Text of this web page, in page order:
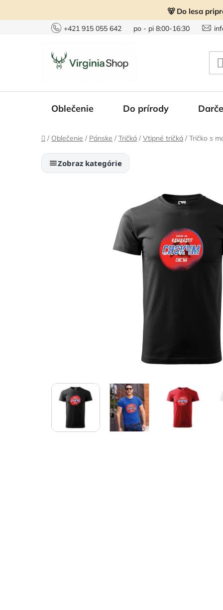
🐻 Do lesa
+421 915 055 642 po - pi 8:00-16:30
Oblečenie Do prírody
Domov
/ Oblečenie / Pánske / Tričká / Vtipné tričká / Tričko s
Zobraz kategórie